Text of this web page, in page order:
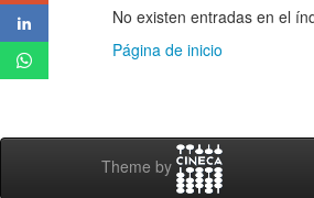
No existen entradas en el
Página de inicio
Theme by